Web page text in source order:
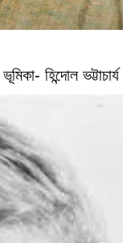
হিন্দোল ভট্টাচার্য